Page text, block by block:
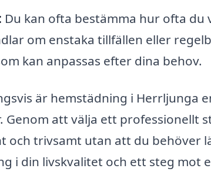
Du kan ofta bestämma hur ofta
om enstaka tillfällen eller
kan anpassas efter dina behov.
är hemstädning i Herrljunga
Genom att välja ett professionellt
och trivsamt utan att du behöver
i din livskvalitet och ett steg mot